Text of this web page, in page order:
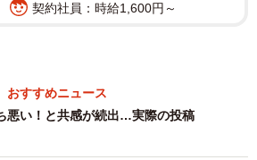
契約社員：時給1,600円～
おすすめニュース
悪い！と共感が続出…実際の投稿